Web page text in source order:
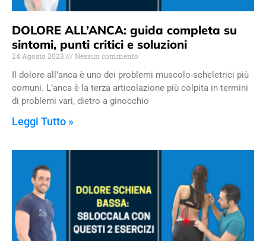
DOLORE ALL’ANCA: guida completa su
sintomi, punti critici e soluzioni
24 Agosto 2023 Nessun commento
Il dolore all’anca è uno dei problemi muscolo-scheletrici più
comuni. L’anca è la terza articolazione più colpita in termini
di problemi vari, dietro a ginocchio
Leggi Tutto »